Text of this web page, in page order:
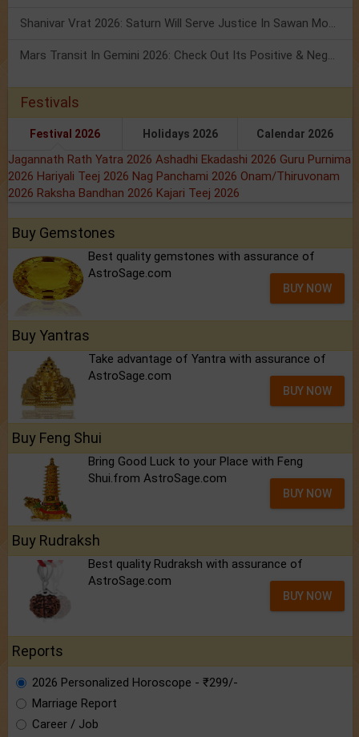
Shanivar Vrat 2026: Saturn Will Serve Justice In Sawan Month!
Mars Transit In Gemini 2026: Check Out Its Positive & Negative Impact
Festivals
Festival 2026 Holidays 2026 Calendar 2026
Jagannath Rath Yatra 2026 Ashadhi Ekadashi 2026 Guru Purnima
2026 Hariyali Teej 2026 Nag Panchami 2026 Onam/Thiruvonam
2026 Raksha Bandhan 2026 Kajari Teej 2026
Buy Gemstones
Best quality gemstones with assurance of
AstroSage.com
BUY NOW
Buy Yantras
Take advantage of Yantra with assurance of
AstroSage.com
BUY NOW
Buy Feng Shui
Bring Good Luck to your Place with Feng
Shui.from AstroSage.com
BUY NOW
Buy Rudraksh
Best quality Rudraksh with assurance of
AstroSage.com
BUY NOW
Reports
2026 Personalized Horoscope - ₹299/-
Marriage Report
Career / Job